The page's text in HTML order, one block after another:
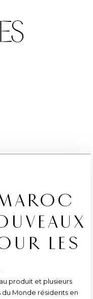
LES
produit et plusieurs
du Monde résidents en